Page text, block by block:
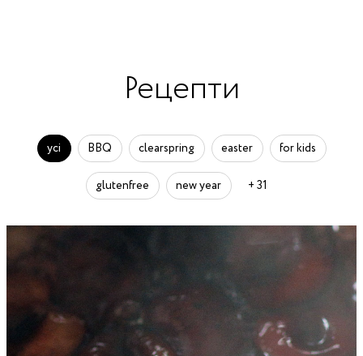
Рецепти
усі BBQ clearspring easter for kids
glutenfree new year + 31